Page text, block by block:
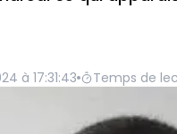
à 17:31:43 Temps de